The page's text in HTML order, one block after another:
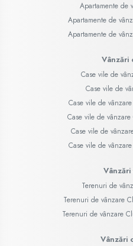
Apartamente de
Apartamente de
Apartamente de
Vânzări
Case vile de
Case vile de
Case vile de
Case vile de
Case vile de
Case vile de
Terenuri de
Terenuri de vânzare
Terenuri de vânzare
Vânzări